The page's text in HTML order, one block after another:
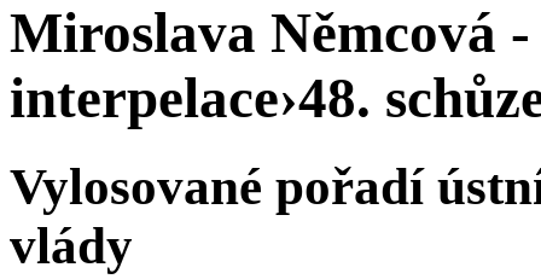
Miroslava Němcová
interpelace›48.
Vylosované pořadí
vlády